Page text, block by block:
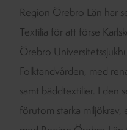
Region Örebro Län har
Textilia för att förse
Örebro
Folktandvården, med
samt bäddtextilier. I den
förutom starka miljökrav,